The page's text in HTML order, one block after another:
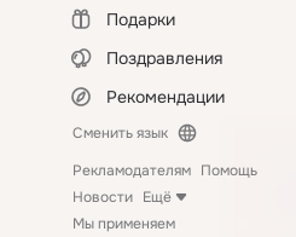
Подарки
Поздравления
Рекомендации
Сменить язык
Рекламодателям Помощь
Новости Ещё
Мы применяем